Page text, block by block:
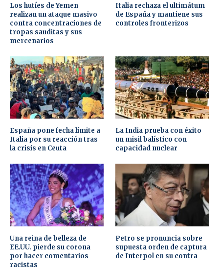
Los hutíes de Yemen
realizan un ataque masivo
contra concentraciones de
tropas sauditas y sus
mercenarios
Italia rechaza el ultimátum
de España y mantiene sus
controles fronterizos
España pone fecha límite a
Italia por su reacción tras
la crisis en Ceuta
La India prueba con éxito
un misil balístico con
capacidad nuclear
Una reina de belleza de
EE.UU. pierde su corona
por hacer comentarios
racistas
Petro se pronuncia sobre
supuesta orden de captura
de Interpol en su contra